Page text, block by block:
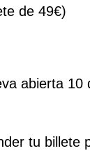
de 49€)
abierta
tu